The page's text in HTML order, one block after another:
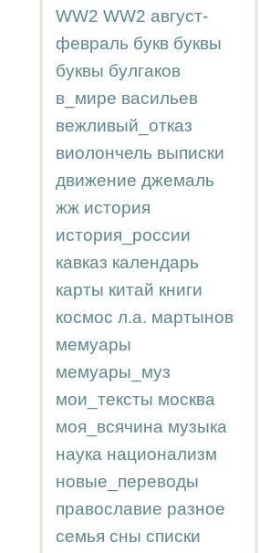
WW2 WW2 август-
февраль букв буквы
буквы булгаков
в_мире васильев
вежливый_отказ
виолончель выписки
движение джемаль
жж история
история_россии
кавказ календарь
карты китай книги
космос л.а. мартынов
мемуары
мемуары_муз
мои_тексты москва
моя_всячина музыка
наука национализм
новые_переводы
православие разное
семья сны списки